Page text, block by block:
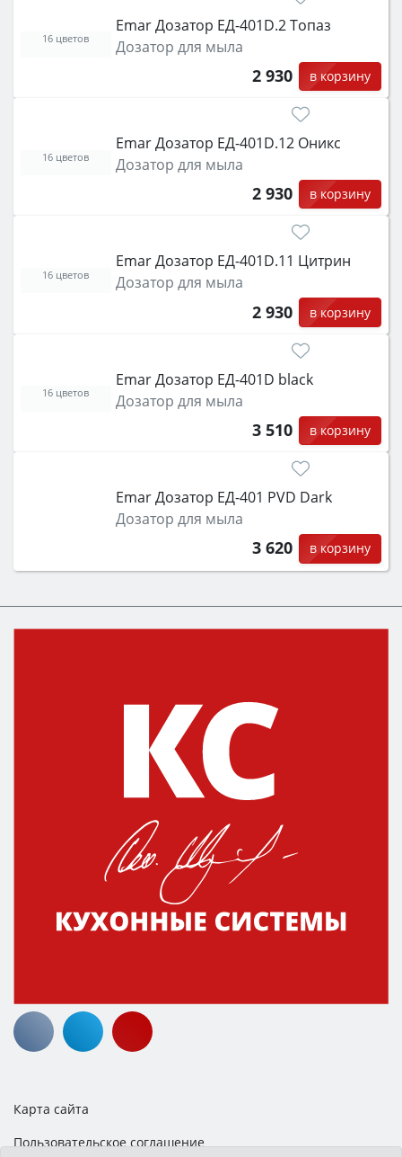
Emar Дозатор ЕД-401D.2 Топаз
Дозатор для мыла
2 930 в корзину
16 цветов
Emar Дозатор ЕД-401D.12 Оникс
Дозатор для мыла
2 930 в корзину
16 цветов
Emar Дозатор ЕД-401D.11 Цитрин
Дозатор для мыла
2 930 в корзину
16 цветов
Emar Дозатор ЕД-401D black
Дозатор для мыла
3 510 в корзину
16 цветов
Emar Дозатор ЕД-401 PVD Dark
Дозатор для мыла
3 620 в корзину
Карта сайта
Пользовательское соглашение